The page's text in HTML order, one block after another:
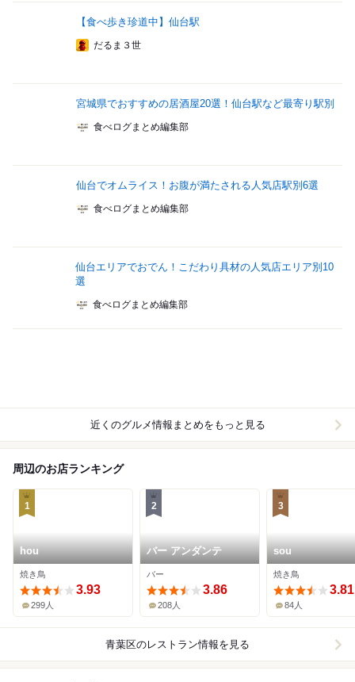
【食べ歩き珍道中】仙台駅
だるま３世
宮城県でおすすめの居酒屋20選！仙台駅など最寄り駅別
食べログまとめ編集部
仙台でオムライス！お腹が満たされる人気店駅別6選
食べログまとめ編集部
仙台エリアでおでん！こだわり具材の人気店エリア別10
選
食べログまとめ編集部
近くのグルメ情報まとめをもっと見る
周辺のお店ランキング
1
hou
焼き鳥
3.93
299人
2
バー アンダンテ
バー
3.86
208人
3
sou
焼き鳥
3.81
84人
青葉区のレストラン情報を見る